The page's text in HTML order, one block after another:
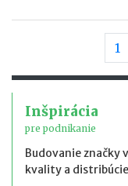
1
Inšpirácia
pre podnikanie
Budovanie značky
kvality a